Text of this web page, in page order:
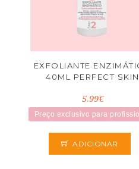
EXFOLIANTE
40ML PERFECT SKIN
5.99€
Preço exclusivo para
ADICIONAR